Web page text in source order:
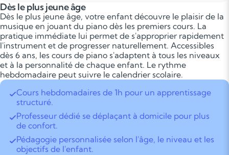
Dès le plus jeune âge
Dès le plus jeune âge, votre enfant découvre le plaisir de la
musique en jouant du piano dès les premiers cours. La
pratique immédiate lui permet de s'approprier rapidement
l'instrument et de progresser naturellement. Accessibles
dès 6 ans, les cours de piano s'adaptent à tous les niveaux
et à la personnalité de chaque enfant. Le rythme
hebdomadaire peut suivre le calendrier scolaire.
Cours hebdomadaires de 1h pour un apprentissage
structuré.
Professeur dédié se déplaçant à domicile pour plus
de confort.
Pédagogie personnalisée selon l'âge, le niveau et les
objectifs de l'enfant.